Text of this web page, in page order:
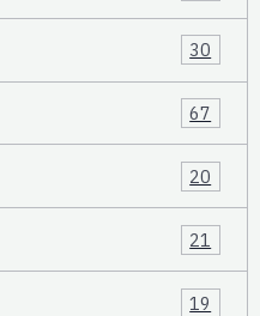
30
67
20
21
19